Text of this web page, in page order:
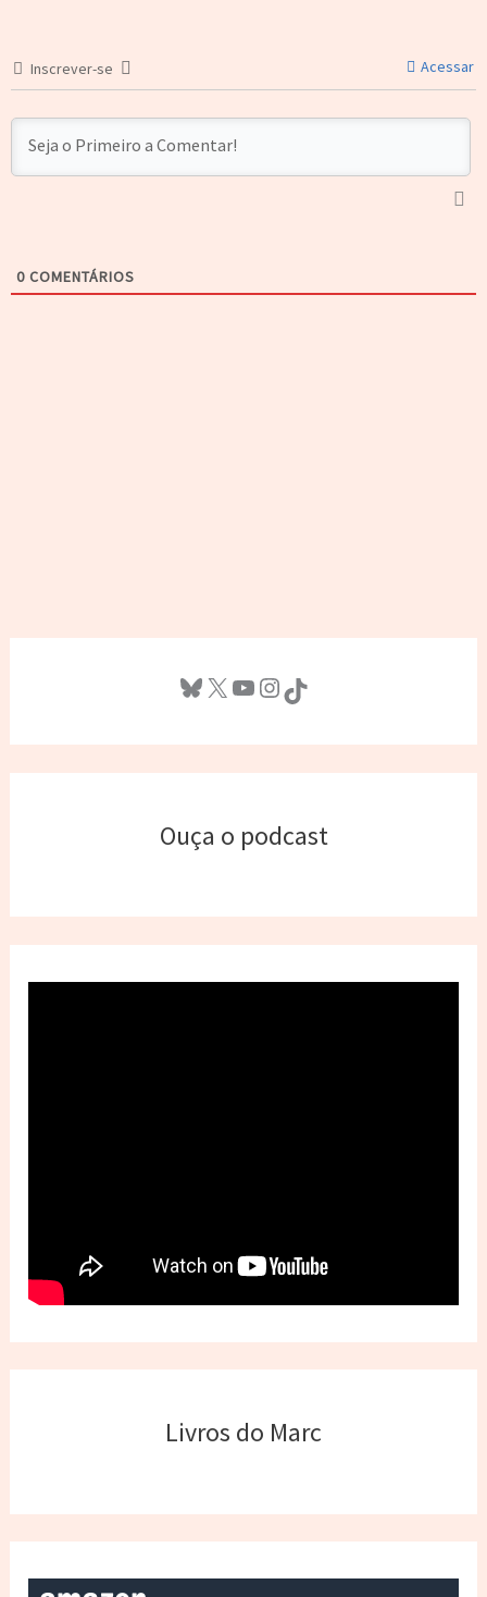
Inscrever-se Acessar
0 COMENTÁRIOS
Bluesky X Youtube InstagramTikTok
Ouça o podcast
Livros do Marc